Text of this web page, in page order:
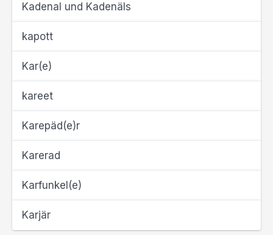
Kadenal und Kadenäls
kapott
Kar(e)
kareet
Karepäd(e)r
Karerad
Karfunkel(e)
Karjär